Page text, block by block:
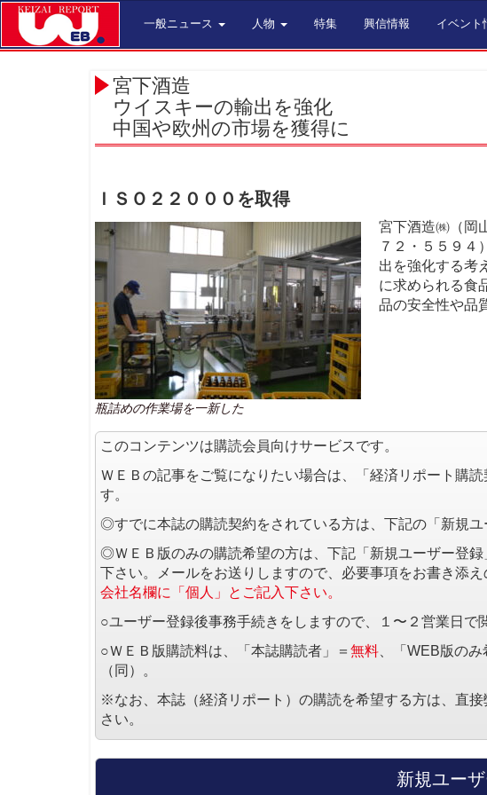
一般ニュース 人物 特集 興信情報 イベント
宮下酒造
ウイスキーの輸出を強化
中国や欧州の市場を獲得に
ＩＳＯ２２０００を取得
瓶詰めの作業場を一新した
宮下酒造㈱（岡
７２・５５９４
出を強化する考
に求められる食
品の安全性や品
このコンテンツは購読会員向けサービスです。
ＷＥＢの記事をご覧になりたい場合は、「経済リポート購
す。
◎すでに本誌の購読契約をされている方は、下記の「新規ユ
◎ＷＥＢ版のみの購読希望の方は、下記「新規ユーザー登録
下さい。メールをお送りしますので、必要事項をお書き添え
会社名欄に「個人」とご記入下さい。
○ユーザー登録後事務手続きをしますので、１〜２営業日で
○ＷＥＢ版購読料は、「本誌購読者」＝ 無料 、「WEB版のみ
（同）。
※なお、本誌（経済リポート）の購読を希望する方は、直接
さい。
新規ユー